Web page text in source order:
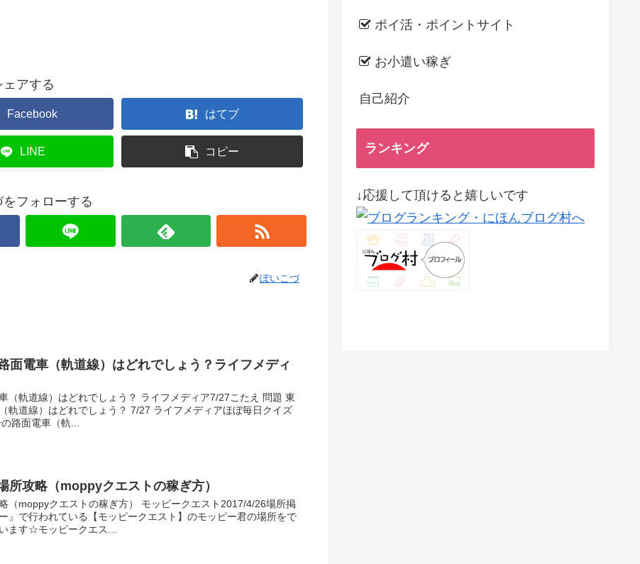
ェアする
Facebook はてブ
LINE コピー
フォローする
ぽいこづ
面電車（軌道線）はどれでしょう？ライフメディ
（軌道線）はどれでしょう？ ライフメディア7/27こたえ 問題 東
軌道線）はどれでしょう？ 7/27 ライフメディアほぼ毎日クイズ
路面電車（軌...
所攻略（moppyクエストの稼ぎ方）
（moppyクエストの稼ぎ方） モッピークエスト2017/4/26場所掲
』で行われている【モッピークエスト】のモッピー君の場所をで
ます☆モッピークエス...
ポイ活・ポイントサイト
お小遣い稼ぎ
自己紹介
ランキング
↓応援して頂けると嬉しいです